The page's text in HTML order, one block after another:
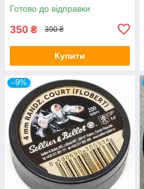
Готово до відправки
350 ₴ 390 ₴
Купити
–9%